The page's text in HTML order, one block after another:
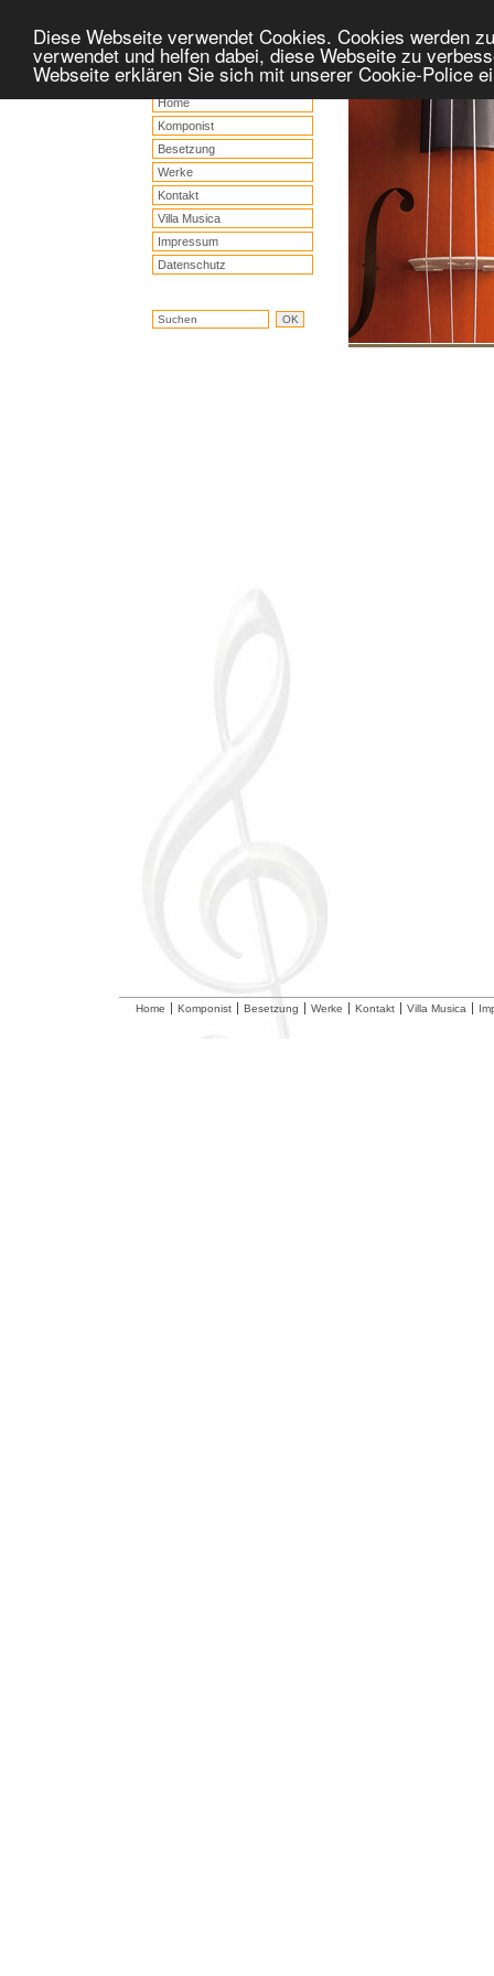
Diese Webseite verwendet Cookies. Cookies werden
verwendet und helfen dabei, diese Webseite zu
Webseite erklären Sie sich mit unserer Cookie-Police
Home
Komponist
Besetzung
Werke
Kontakt
Villa Musica
Impressum
Datenschutz
Home Komponist Besetzung Werke Kontakt Villa Musica